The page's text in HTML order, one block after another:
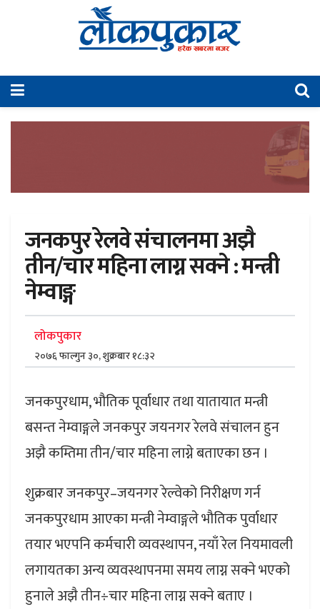
जनकपुर रेलवे संचालनमा अझै
तीन/चार महिना लाग्न सक्ने : मन्त्री
नेम्वाङ्ग
लोकपुकार
२०७६ फाल्गुन ३०, शुक्रबार १८:३२
जनकपुरधाम, भौतिक पूर्वाधार तथा यातायात मन्त्री
बसन्त नेम्वाङ्गले जनकपुर जयनगर रेलवे संचालन हुन
अझै कम्तिमा तीन/चार महिना लाग्ने बताएका छन ।
शुक्रबार जनकपुर–जयनगर रेल्वेको निरीक्षण गर्न
जनकपुरधाम आएका मन्त्री नेम्वाङ्गले भौतिक पुर्वाधार
तयार भएपनि कर्मचारी व्यवस्थापन, नयाँ रेल नियमावली
लगायतका अन्य व्यवस्थापनमा समय लाग्न सक्ने भएको
हुनाले अझै तीन÷चार महिना लाग्न सक्ने बताए ।